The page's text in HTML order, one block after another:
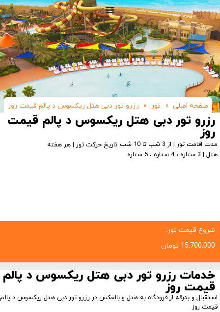
صفحه اصلی » تور » رزرو تور دبی هتل ریکسوس د پالم قیمت روز
رزرو تور دبی هتل ریکسوس د پالم قیمت
روز
مدت اقامت تور | از 3 شب تا 10 شب
تاریخ حرکت تور | هر هفته
هتل | 3 ستاره ، 4 ستاره ، 5 ستاره
شروع قیمت تور:
15,700,000 تومان
خدمات رزرو تور دبی هتل ریکسوس د پالم
قیمت روز
استقبال و بدرقه از فرودگاه به هتل و بالعکس در رزرو تور دبی هتل ریکسوس د پالم
قیمت روز